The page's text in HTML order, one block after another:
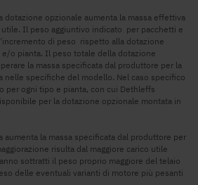
dotazione opzionale aumenta la massa effettiva
Il peso aggiuntivo indicato per pacchetti e
di peso rispetto alla dotazione
o pianta. Il peso totale della dotazione
la massa specificata dal produttore per la
nelle specifiche del modello. Nel caso specifico
per ogni tipo e pianta, con cui Dethleffs
per la dotazione opzionale montata in
aumenta la massa specificata dal produttore per
risulta dal maggiore carico utile
sottratti il peso proprio maggiore del telaio
delle eventuali varianti di motore più pesanti